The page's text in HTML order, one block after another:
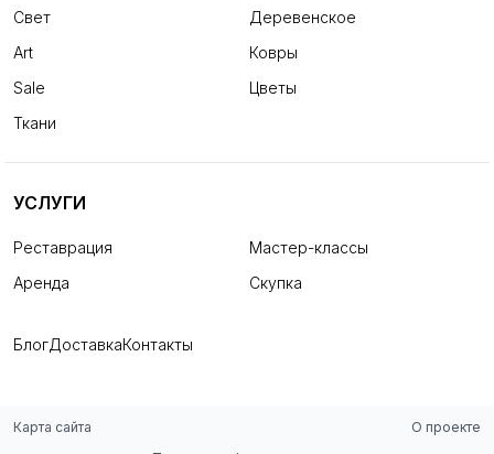
Свет
Деревенское
Art
Ковры
Sale
Цветы
Ткани
УСЛУГИ
Реставрация
Мастер-классы
Аренда
Скупка
БлогДоставкаКонтакты
Карта сайта
О проекте